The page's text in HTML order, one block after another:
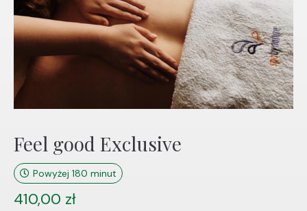
Feel good Exclusive
Powyżej 180 minut
410,00 zł